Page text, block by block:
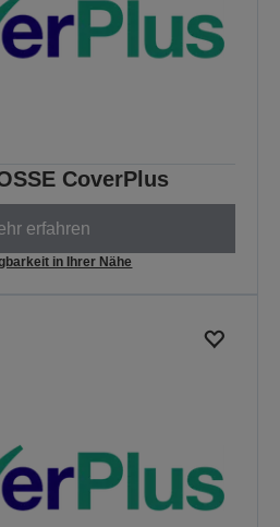
CoverPlus
erfahren
in Ihrer Nähe